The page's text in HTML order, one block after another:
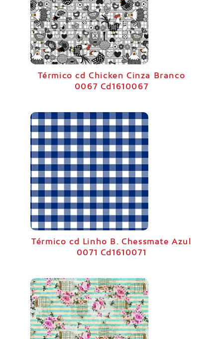
Térmico cd Chicken Cinza Branco
0067 Cd1610067
Térmico cd Linho B. Chessmate Azul
0071 Cd1610071